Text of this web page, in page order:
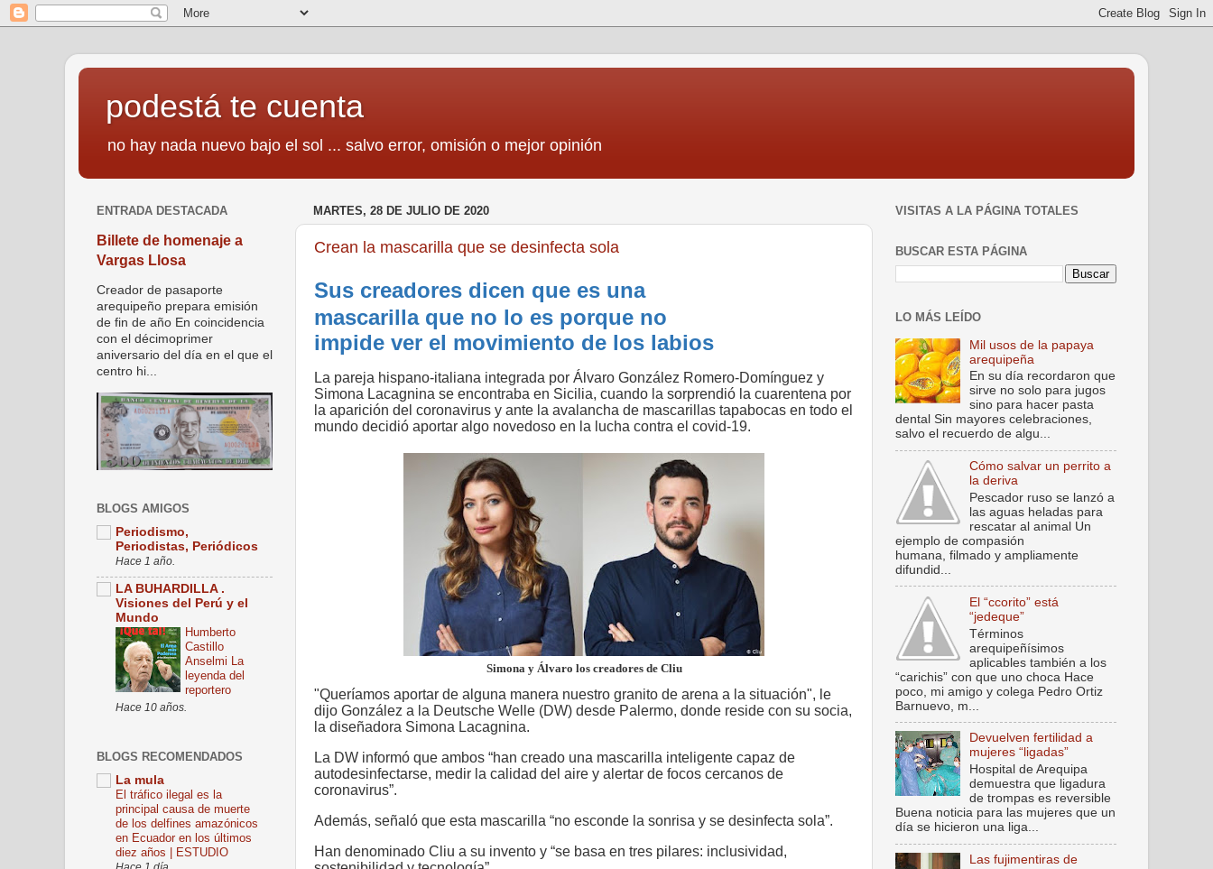
podestá te cuenta
no hay nada nuevo bajo el sol ... salvo error, omisión o mejor opinión
MARTES, 28 DE JULIO DE 2020
Crean la mascarilla que se desinfecta sola
Sus creadores dicen que es una
mascarilla que no lo es porque no
impide ver el movimiento de los labios
La pareja hispano-italiana integrada por Álvaro González Romero-Domínguez y
Simona Lacagnina se encontraba en Sicilia, cuando la sorprendió la cuarentena por
la aparición del coronavirus y ante la avalancha de mascarillas tapabocas en todo el
mundo decidió aportar algo novedoso en la lucha contra el covid-19.
Simona y Álvaro los creadores de Cliu
"Queríamos aportar de alguna manera nuestro granito de arena a la situación", le
dijo González a la Deutsche Welle (DW) desde Palermo, donde reside con su socia,
la diseñadora Simona Lacagnina.
La DW informó que ambos “han creado una mascarilla inteligente capaz de
autodesinfectarse, medir la calidad del aire y alertar de focos cercanos de
coronavirus”.
Además, señaló que esta mascarilla “no esconde la sonrisa y se desinfecta sola”.
Han denominado Cliu a su invento y “se basa en tres pilares: inclusividad,
ENTRADA DESTACADA
Billete de homenaje a
Vargas Llosa
Creador de pasaporte
arequipeño prepara emisión
de fin de año En coincidencia
con el décimoprimer
aniversario del día en el que el
centro hi...
BLOGS AMIGOS
Periodismo,
Periodistas, Periódicos
Hace 1 año.
LA BUHARDILLA .
Visiones del Perú y el
Mundo
Humberto
Castillo
Anselmi La
leyenda del
reportero
Hace 10 años.
BLOGS RECOMENDADOS
La mula
El tráfico ilegal es la
principal causa de muerte
de los delfines amazónicos
en Ecuador en los últimos
diez años | ESTUDIO
VISITAS A LA PÁGINA TOTALES
BUSCAR ESTA PÁGINA
LO MÁS LEÍDO
Mil usos de la papaya
arequipeña
En su día recordaron que
sirve no solo para jugos
sino para hacer pasta
dental Sin mayores celebraciones,
salvo el recuerdo de algu...
Cómo salvar un perrito a
la deriva
Pescador ruso se lanzó a
las aguas heladas para
rescatar al animal Un
ejemplo de compasión
humana, filmado y ampliamente
difundid...
El “ccorito” está
“jedeque”
Términos
arequipeñísimos
aplicables también a los
“carichis” con que uno choca Hace
poco, mi amigo y colega Pedro Ortiz
Barnuevo, m...
Devuelven fertilidad a
mujeres “ligadas”
Hospital de Arequipa
demuestra que ligadura
de trompas es reversible
Buena noticia para las mujeres que un
día se hicieron una liga...
Las fujimentiras de